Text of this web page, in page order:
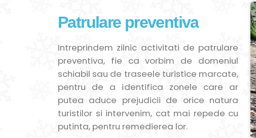
Patrulare preventiva
Intreprindem zilnic activitati de patrulare
preventiva, fie ca vorbim de domeniul
schiabil sau de traseele turistice marcate,
pentru de a identifica zonele care ar
putea aduce prejudicii de orice natura
turistilor si intervenim, cat mai repede cu
putinta, pentru remedierea lor.